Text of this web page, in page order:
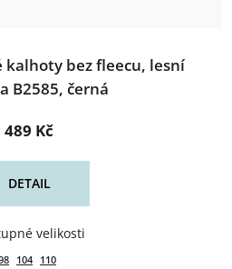
kalhoty bez fleecu, lesní
B2585, černá
489 Kč
DETAIL
104 110